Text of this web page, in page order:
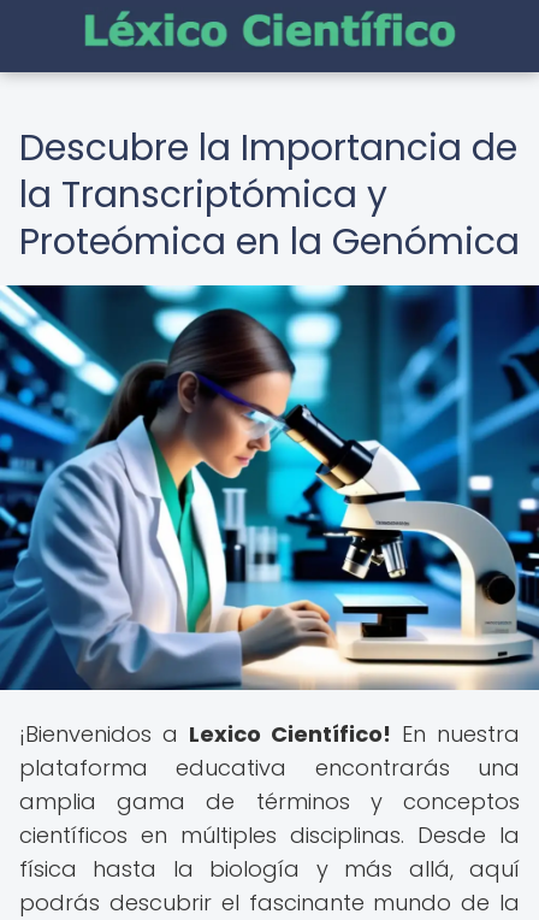
Descubre la Importancia de
la Transcriptómica y
Proteómica en la Genómica
¡Bienvenidos a Lexico Científico! En nuestra
plataforma educativa encontrarás una
amplia gama de términos y conceptos
científicos en múltiples disciplinas. Desde la
física hasta la biología y más allá, aquí
podrás descubrir el fascinante mundo de la